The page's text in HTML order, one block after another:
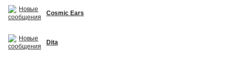
Cosmic Ears
Dita